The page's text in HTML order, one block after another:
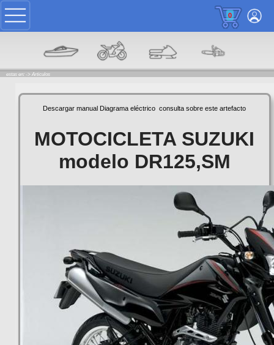
0
estas en: -> Articulos
Descargar manual Diagrama eléctrico consulta sobre este artefacto
MOTOCICLETA SUZUKI
modelo DR125,SM